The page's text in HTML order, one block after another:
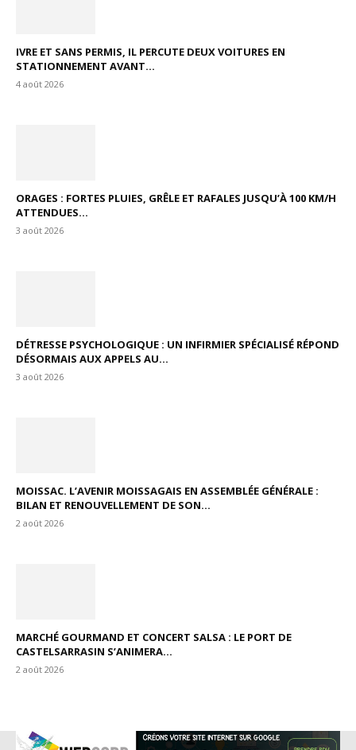
IVRE ET SANS PERMIS, IL PERCUTE DEUX VOITURES EN
STATIONNEMENT AVANT...
4 août 2026
ORAGES : FORTES PLUIES, GRÊLE ET RAFALES JUSQU’À 100 KM/H
ATTENDUES...
3 août 2026
DÉTRESSE PSYCHOLOGIQUE : UN INFIRMIER SPÉCIALISÉ RÉPOND
DÉSORMAIS AUX APPELS AU...
3 août 2026
MOISSAC. L’AVENIR MOISSAGAIS EN ASSEMBLÉE GÉNÉRALE :
BILAN ET RENOUVELLEMENT DE SON...
2 août 2026
MARCHÉ GOURMAND ET CONCERT SALSA : LE PORT DE
CASTELSARRASIN S’ANIMERA...
2 août 2026